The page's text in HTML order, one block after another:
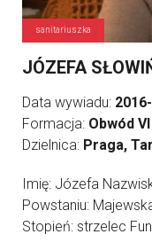
sanitariuszka
JÓZEFA
Data wywiadu:
Formacja: Obwód
Dzielnica: Praga,
Imię: Józefa
Powstaniu:
Stopień: strzelec